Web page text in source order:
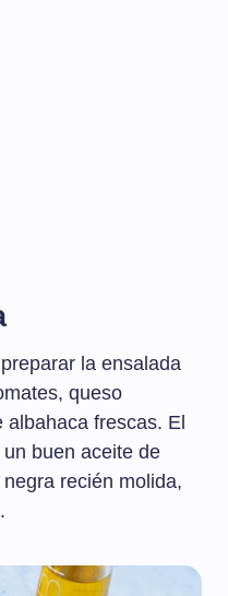
la ensalada
queso
frescas. El
buen aceite de
recién molida,